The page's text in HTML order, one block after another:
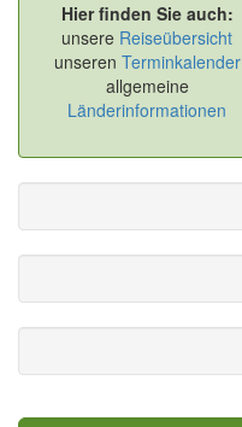
Hier finden Sie auch:
unsere Reiseübersicht
unseren Terminkalender
allgemeine
Länderinformationen